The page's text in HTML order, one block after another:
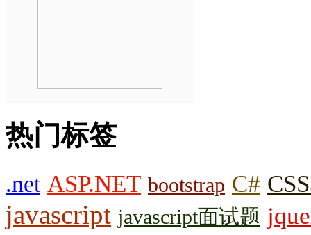
热门标签
.net ASP.NET bootstrap C#
javascript javascript面试题